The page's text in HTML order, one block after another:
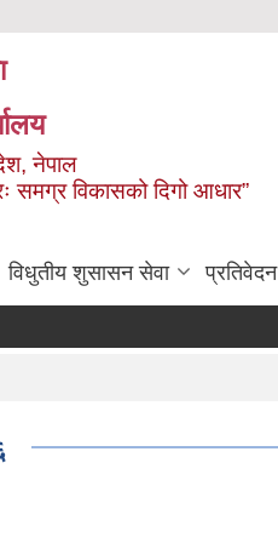
नेपाल
समग्र विकासको दिगो आधार”
विधुतीय शुसासन सेवा प्रतिवेदन